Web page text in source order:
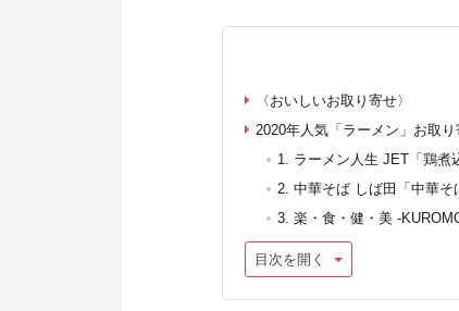
〈おいしいお取り寄せ〉
2020年人気「ラーメン」お取
1. ラーメン人生 JET「鶏煮
2. 中華そば しば田「中華そ
3. 楽・食・健・美 -
目次を開く